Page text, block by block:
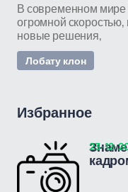
В современном мире
огромной
новые решения,
Лобату клон
Избранное
23-12-